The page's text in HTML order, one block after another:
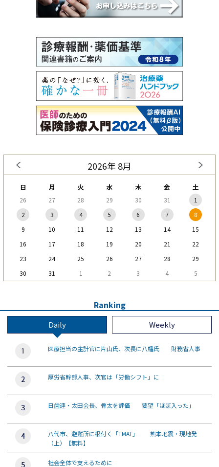
2026年 8月
日 月 火 水 木 金 土
26 27 28 29 30 31
1
2
3 4 5 6 7
8
9
10 11 12 13 14
15
16
17 18 19 20 21
22
23
24 25 26 27 28
29
30
31 1 2 3 4 5
Ranking
Daily Weekly
医療担当の主計官に片山氏、次長に八幡氏 財務省人事
厚労省幹部人事、次官は「労働シフト」に
日歯連・太田会長、骨太を評価 要望「ほぼ入った」
八代市、避難所に根付く「TMAT」 熊本地震・現地発
（上）【無料】
社会全体で支えるために